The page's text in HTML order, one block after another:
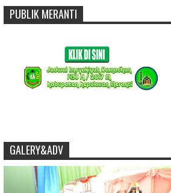
PUBLIK MERANTI
GALERY&ADV